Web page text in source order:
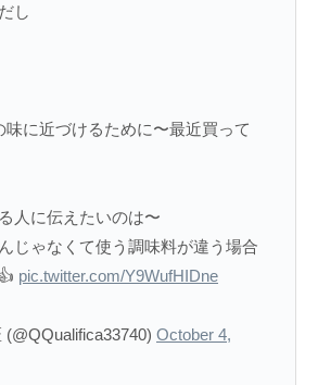
し
味に近づけるために〜最近買って
人に伝えたいのは〜
じゃなくて使う調味料が違う場合
pic.twitter.com/Y9WufHIDne
October 4,